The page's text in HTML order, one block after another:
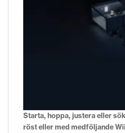
Starta, hoppa, justera eller
röst eller med medföljande